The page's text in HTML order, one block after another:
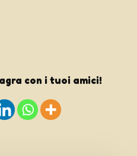
con i tuoi amici!